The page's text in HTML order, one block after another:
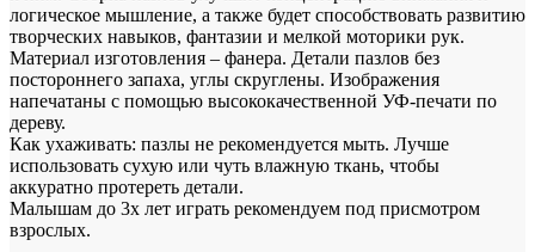
логическое мышление, а также будет способствовать развитию
творческих навыков, фантазии и мелкой моторики рук.
Материал изготовления – фанера. Детали пазлов без
постороннего запаха, углы скруглены. Изображения
напечатаны с помощью высококачественной УФ-печати по
дереву.
Как ухаживать: пазлы не рекомендуется мыть. Лучше
использовать сухую или чуть влажную ткань, чтобы
аккуратно протереть детали.
Малышам до 3х лет играть рекомендуем под присмотром
взрослых.